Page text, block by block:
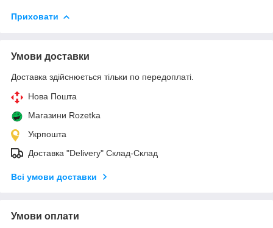
Приховати
Умови доставки
Доставка здійснюється тільки по передоплаті.
Нова Пошта
Магазини Rozetka
Укрпошта
Доставка "Delivery" Склад-Склад
Всі умови доставки
Умови оплати